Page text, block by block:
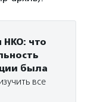
НКО: что
была
все